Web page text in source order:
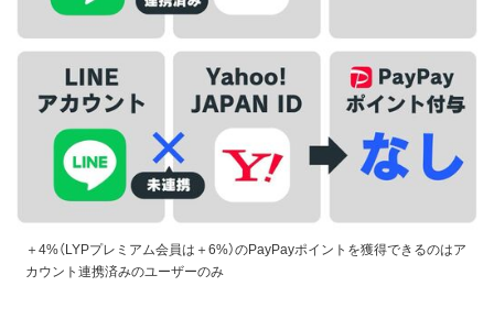
＋4%（LYPプレミアム会員は＋6%）のPayPayポイントを獲得できるのはア
カウント連携済みのユーザーのみ